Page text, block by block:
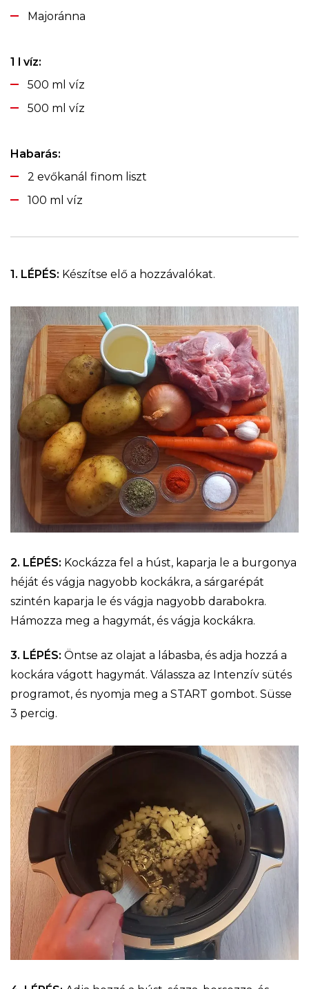
Majoránna
1 l víz:
500 ml víz
500 ml víz
Habarás:
2 evőkanál finom liszt
100 ml víz
1. LÉPÉS: Készítse elő a hozzávalókat.
2. LÉPÉS: Kockázza fel a húst, kaparja le a burgonya
héját és vágja nagyobb kockákra, a sárgarépát
szintén kaparja le és vágja nagyobb darabokra.
Hámozza meg a hagymát, és vágja kockákra.
3. LÉPÉS: Öntse az olajat a lábasba, és adja hozzá a
kockára vágott hagymát. Válassza az Intenzív sütés
programot, és nyomja meg a START gombot. Süsse
3 percig.